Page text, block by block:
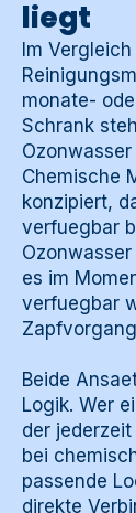
liegt
Im
monate-
Schrank
Chemische
konzipiert,
verfuegbar
es im
verfuegbar
Beide
Logik. Wer
der
bei
passende
direkte